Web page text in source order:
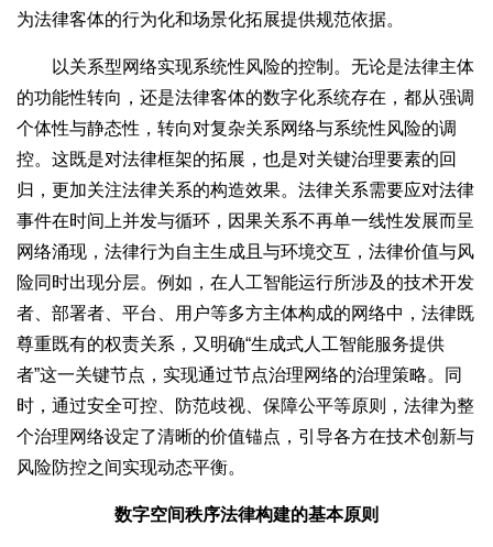
为法律客体的行为化和场景化拓展提供规范依据。
以关系型网络实现系统性风险的控制。无论是法律主体
的功能性转向，还是法律客体的数字化系统存在，都从强调
个体性与静态性，转向对复杂关系网络与系统性风险的调
控。这既是对法律框架的拓展，也是对关键治理要素的回
归，更加关注法律关系的构造效果。法律关系需要应对法律
事件在时间上并发与循环，因果关系不再单一线性发展而呈
网络涌现，法律行为自主生成且与环境交互，法律价值与风
险同时出现分层。例如，在人工智能运行所涉及的技术开发
者、部署者、平台、用户等多方主体构成的网络中，法律既
尊重既有的权责关系，又明确“生成式人工智能服务提供
者”这一关键节点，实现通过节点治理网络的治理策略。同
时，通过安全可控、防范歧视、保障公平等原则，法律为整
个治理网络设定了清晰的价值锚点，引导各方在技术创新与
风险防控之间实现动态平衡。
数字空间秩序法律构建的基本原则